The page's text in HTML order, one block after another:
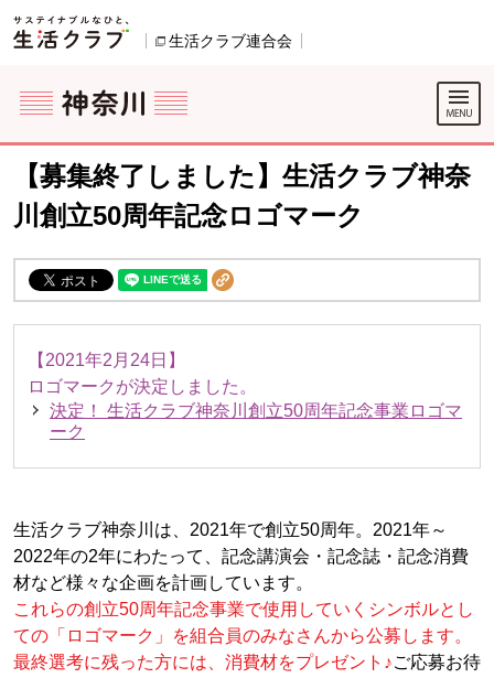
ページの先頭です。
生活クラブ連合会
ここからサイト内共通メニューです。
サイト内共通メニューをスキップする
サイト内共通メニューここまで。
【募集終了しました】生活クラブ神奈
川創立50周年記念ロゴマーク
【2021年2月24日】
ロゴマークが決定しました。
決定！ 生活クラブ神奈川創立50周年記念事業ロゴマ
ーク
生活クラブ神奈川は、2021年で創立50周年。2021年～
2022年の2年にわたって、記念講演会・記念誌・記念消費
材など様々な企画を計画しています。
これらの創立50周年記念事業で使用していくシンボルとし
ての「ロゴマーク」を組合員のみなさんから公募します。
最終選考に残った方には、消費材をプレゼント♪ご応募お待